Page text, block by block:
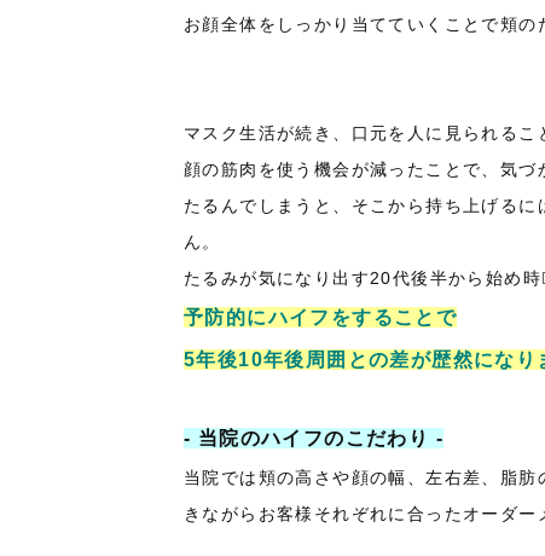
お顔全体をしっかり当てていくことで頬
マスク生活が続き、口元を人に見られる
顔の筋肉を使う機会が減ったことで、気
たるんでしまうと、そこから持ち上げる
ん。
たるみが気になり出す20代後半から始め時
予防的にハイフをすることで
5年後10年後周囲との差が歴然になり
- 当院のハイフのこだわり -
当院では頬の高さや顔の幅、左右差、脂
きながらお客様それぞれに合ったオーダー